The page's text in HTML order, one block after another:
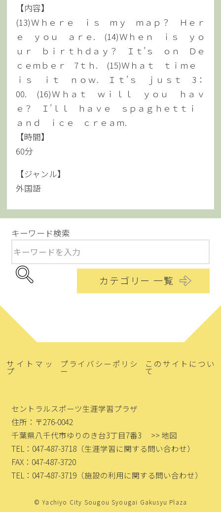
【内容】
(13)Ｗｈｅｒｅ ｉｓ ｍｙ ｍａｐ？ Ｈｅｒ
ｅ ｙｏｕ ａｒｅ. (14)Ｗｈｅｎ ｉｓ ｙｏ
ｕｒ ｂｉｒｔｈｄａｙ？ Ｉｔ’ｓ ｏｎ Ｄｅ
ｃｅｍｂｅｒ 7ｔｈ. (15)Ｗｈａｔ ｔｉｍｅ
ｉｓ ｉｔ ｎｏｗ. Ｉｔ’ｓ ｊｕｓｔ 3：
00. (16)Ｗｈａｔ ｗｉｌｌ ｙｏｕ ｈａｖ
ｅ？ Ｉ’ｌｌ ｈａｖｅ ｓｐａｇｈｅｔｔｉ
ａｎｄ ｉｃｅ ｃｒｅａｍ.
【時間】
60分
【ジャンル】
外国語
キーワード検索
カテゴリー 一覧
サイトマッ
プ
プライバシーポリシ
ー
このサイトについ
て
セントラルスポーツ生涯学習プラザ
住所：〒276-0042
千葉県八千代市ゆりのき台3丁目7番3
>> 地図
TEL：047-487-3718 （生涯学習に関する問い合わせ）
FAX：047-487-3720
TEL：047-487-3719 （施設の利用に関する問い合わせ）
© Yachiyo City Sougou Syougai Gakusyu Plaza